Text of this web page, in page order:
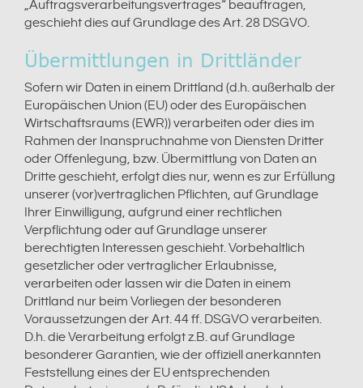
„Auftragsverarbeitungsvertrages“ beauftragen,
geschieht dies auf Grundlage des Art. 28 DSGVO.
Übermittlungen in Drittländer
Sofern wir Daten in einem Drittland (d.h. außerhalb der
Europäischen Union (EU) oder des Europäischen
Wirtschaftsraums (EWR)) verarbeiten oder dies im
Rahmen der Inanspruchnahme von Diensten Dritter
oder Offenlegung, bzw. Übermittlung von Daten an
Dritte geschieht, erfolgt dies nur, wenn es zur Erfüllung
unserer (vor)vertraglichen Pflichten, auf Grundlage
Ihrer Einwilligung, aufgrund einer rechtlichen
Verpflichtung oder auf Grundlage unserer
berechtigten Interessen geschieht. Vorbehaltlich
gesetzlicher oder vertraglicher Erlaubnisse,
verarbeiten oder lassen wir die Daten in einem
Drittland nur beim Vorliegen der besonderen
Voraussetzungen der Art. 44 ff. DSGVO verarbeiten.
D.h. die Verarbeitung erfolgt z.B. auf Grundlage
besonderer Garantien, wie der offiziell anerkannten
Feststellung eines der EU entsprechenden